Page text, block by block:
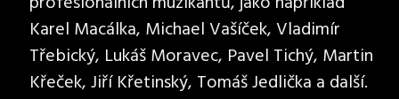
Karel Macálka, Michael Vašíček, Vladimír
Třebický, Lukáš Moravec, Pavel Tichý, Martin
Křeček, Jiří Křetinský, Tomáš Jedlička a další.